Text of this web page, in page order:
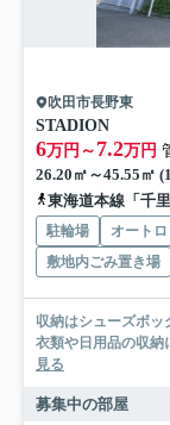
吹田市長野東
STADION
6万円～ 7.2万円
26.20㎡～45.55㎡
東海道本線「千
駐輪場 オート
敷地内ごみ置き場
収納はシューズボッ
衣類や日用品の収納
見る
募集中の部屋